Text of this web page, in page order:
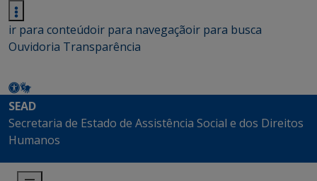
ir para conteúdoir para navegaçãoir para busca
Ouvidoria Transparência
SEAD
Secretaria de Estado de Assistência Social e dos Direitos
Humanos